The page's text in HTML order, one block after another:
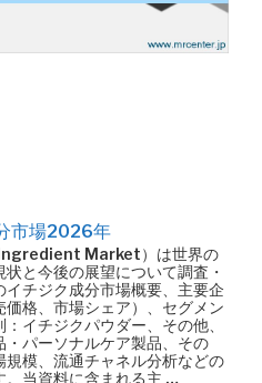
市場2026年
Market）は世界の
と今後の展望について調査・
チジク成分市場概要、主要企
格、市場シェア）、セグメン
イチジクパウダー、その他、
・パーソナルケア製品、その
規模、流通チャネル分析などの
。当資料に含まれる主 …